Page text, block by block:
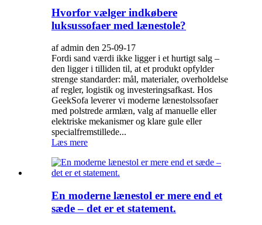
Hvorfor vælger indkøbere
luksussofaer med lænestole?
af admin den 25-09-17
Fordi sand værdi ikke ligger i et hurtigt salg –
den ligger i tilliden til, at et produkt opfylder
strenge standarder: mål, materialer, overholdelse
af regler, logistik og investeringsafkast. Hos
GeekSofa leverer vi moderne lænestolssofaer
med polstrede armlæn, valg af manuelle eller
elektriske mekanismer og klare gule eller
specialfremstillede...
Læs mere
En moderne lænestol er mere end et
sæde – det er et statement.